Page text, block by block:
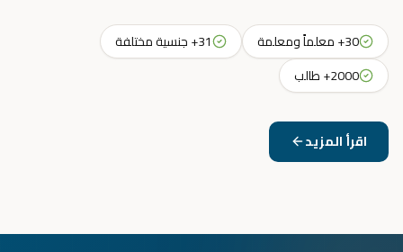
30+ معلماً ومعلمة
31+ جنسية مختلفة
2000+ طالب
اقرأ المزيد